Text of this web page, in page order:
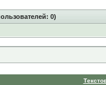
0)